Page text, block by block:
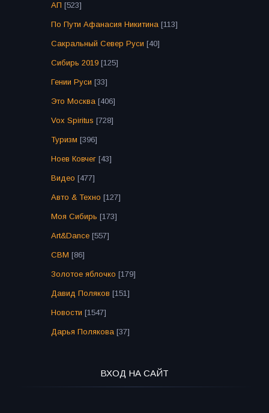
АП [523]
По Пути Афанасия Никитина [113]
Сакральный Север Руси [40]
Сибирь 2019 [125]
Гении Руси [33]
Это Москва [406]
Vox Spiritus [728]
Туризм [396]
Ноев Ковчег [43]
Видео [477]
Авто & Техно [127]
Моя Сибирь [173]
Art&Dance [557]
СВМ [86]
Золотое яблочко [179]
Давид Поляков [151]
Новости [1547]
Дарья Полякова [37]
ВХОД НА САЙТ